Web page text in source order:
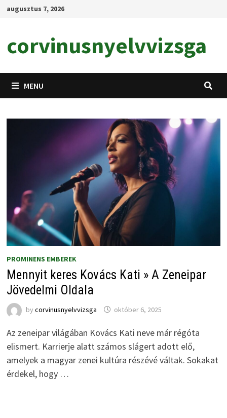
Skipaugusztus 7, 2026
corvinusnyelvvizsga
MENU
PROMINENS EMBEREK
Mennyit keres Kovács Kati » A Zeneipar
Jövedelmi Oldala
by corvinusnyelvvizsga október 6, 2025
Az zeneipar világában Kovács Kati neve már régóta
elismert. Karrierje alatt számos slágert adott elő,
amelyek a magyar zenei kultúra részévé váltak. Sokakat
érdekel, hogy …